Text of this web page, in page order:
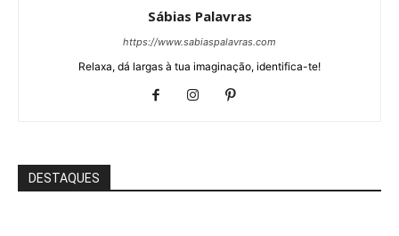
Sábias Palavras
https://www.sabiaspalavras.com
Relaxa, dá largas à tua imaginação, identifica-te!
DESTAQUES